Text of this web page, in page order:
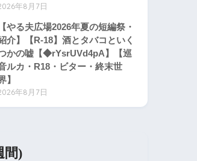
年8月7日
【やる夫広場2026年夏の短編祭・
介】【R-18】酒とタバコといく
かの嘘【◆rYsrUVd4pA】【巡
ルカ・R18・ビター・終末世
】
年8月7日
間)